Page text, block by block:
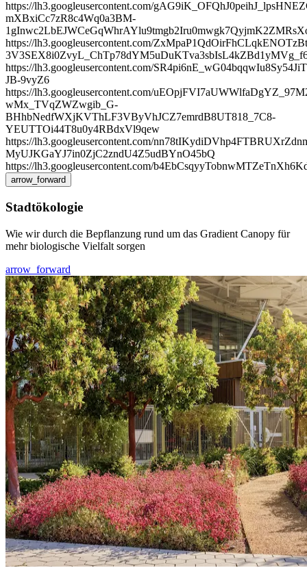
https://lh3.googleusercontent.com/
mXBxiCc7zR8c4Wq0a3BM-
https://lh3.googleusercontent.com/
https://lh3.googleusercontent.com/
JB-9vyZ6
https://lh3.googleusercontent.com/
wMx_TVqZWZwgib_G-
BHhbNedfWXjKVThLF3VByVhJCZ7emrdB8UT818_7C8-
YEUTTOi44T8u0y4RBdxVl9qew
https://lh3.googleusercontent.com/
MyUJKGaYJ7in0ZjC2zndU4Z5udBYnO45bQ
https://lh3.googleusercontent.com/
arrow_forward
Stadtökologie
Wie wir durch die Bepflanzung rund um das Gradient Canopy für
mehr biologische Vielfalt sorgen
arrow_forward